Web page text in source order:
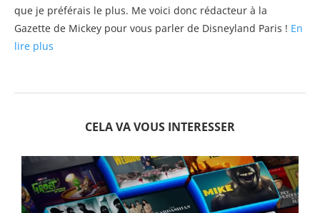
que je préférais le plus. Me voici donc rédacteur à la
Gazette de Mickey pour vous parler de Disneyland Paris ! En
lire plus
CELA VA VOUS INTERESSER